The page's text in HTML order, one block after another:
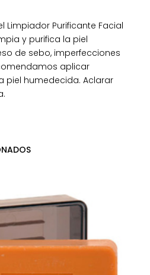
Limpiador Purificante Facial
y purifica la piel
de sebo, imperfecciones
aplicar
piel humedecida. Aclarar